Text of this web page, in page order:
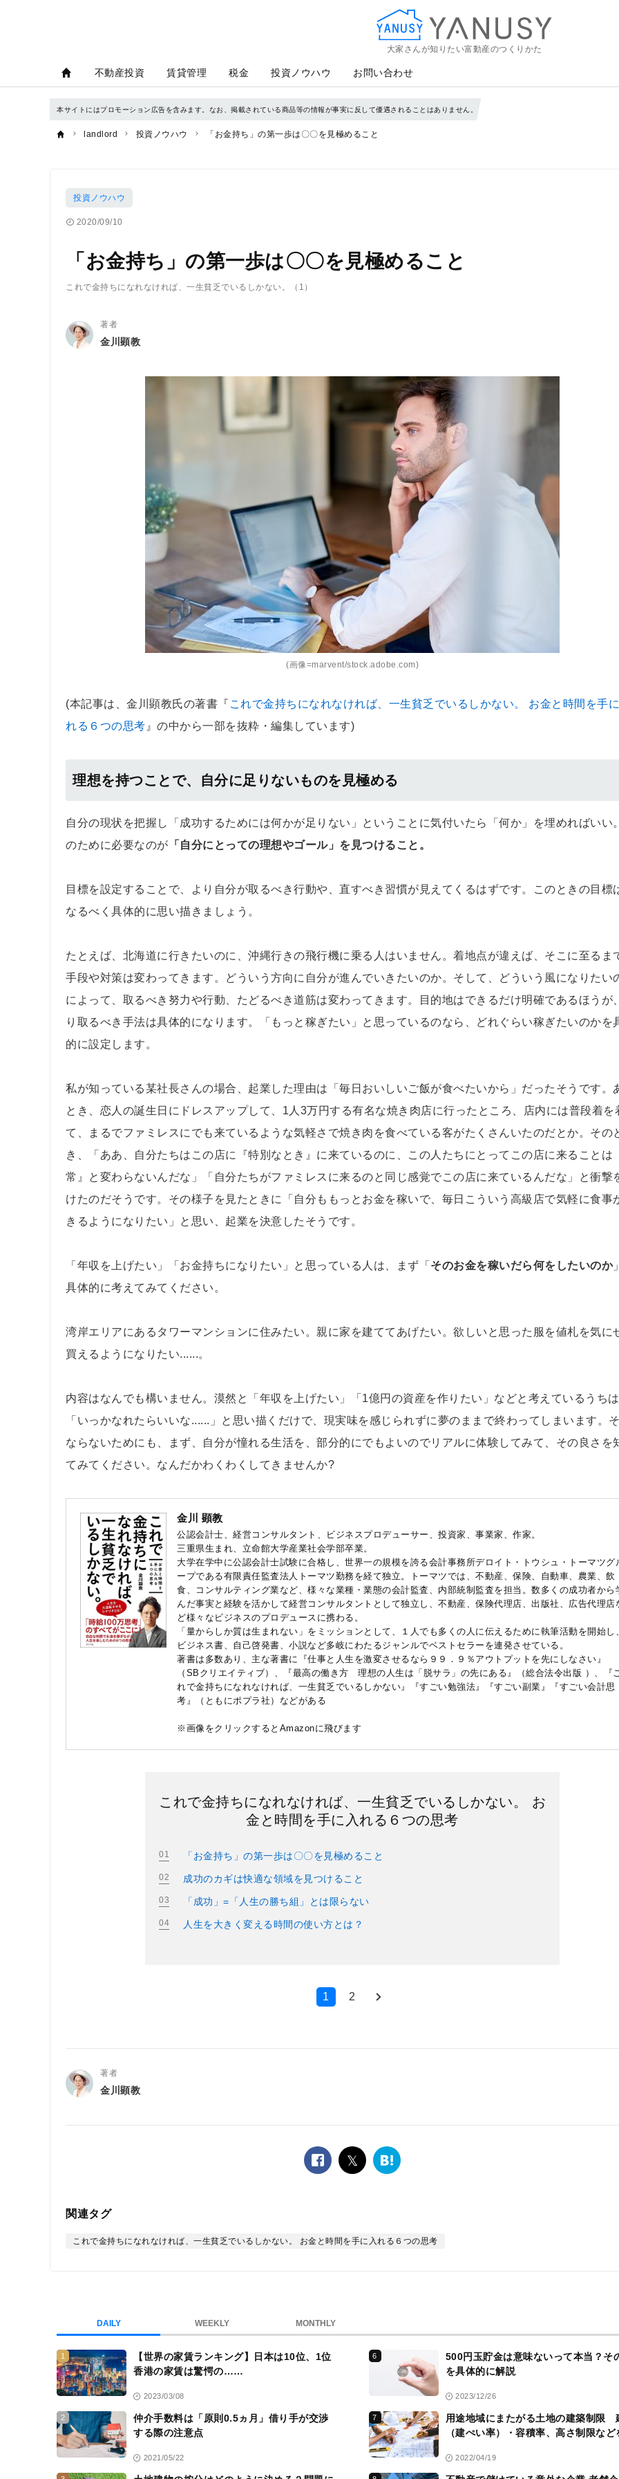
大家さんが知りたい富動産のつくりかた
不動産投資 賃貸管理 税金 投資ノウハウ お問い合わせ
本サイトにはプロモーション広告を含みます。なお、掲載されている商品等の情報が事実に反して優遇されることはありません。
landlord 投資ノウハウ 「お金持ち」の第一歩は〇〇を見極めること
投資ノウハウ
2020/09/10
「お金持ち」の第一歩は〇〇を見極めること
これで金持ちになれなければ、一生貧乏でいるしかない。（1）
著者
金川顕教
(画像=marvent/stock.adobe.com)
(本記事は、金川顕教氏の著書『 これで金持ちになれなければ、一生貧乏でいるしかない。 お金と時間を手
れる６つの思考 』の中から一部を抜粋・編集しています)
理想を持つことで、自分に足りないものを見極める
自分の現状を把握し「成功するためには何かが足りない」ということに気付いたら「何か」を埋めればいい
のために必要なのが 「自分にとっての理想やゴール」を見つけること。
目標を設定することで、より自分が取るべき行動や、直すべき習慣が見えてくるはずです。このときの目標
なるべく具体的に思い描きましょう。
たとえば、北海道に行きたいのに、沖縄行きの飛行機に乗る人はいません。着地点が違えば、そこに至るま
手段や対策は変わってきます。どういう方向に自分が進んでいきたいのか。そして、どういう風になりたい
によって、取るべき努力や行動、たどるべき道筋は変わってきます。目的地はできるだけ明確であるほうが
り取るべき手法は具体的になります。「もっと稼ぎたい」と思っているのなら、どれぐらい稼ぎたいのかを
的に設定します。
私が知っている某社長さんの場合、起業した理由は「毎日おいしいご飯が食べたいから」だったそうです。
とき、恋人の誕生日にドレスアップして、1人3万円する有名な焼き肉店に行ったところ、店内には普段着を
て、まるでファミレスにでも来ているような気軽さで焼き肉を食べている客がたくさんいたのだとか。その
き、「ああ、自分たちはこの店に『特別なとき』に来ているのに、この人たちにとってこの店に来ることは
常』と変わらないんだな」「自分たちがファミレスに来るのと同じ感覚でこの店に来ているんだな」と衝撃
けたのだそうです。その様子を見たときに「自分ももっとお金を稼いで、毎日こういう高級店で気軽に食事
きるようになりたい」と思い、起業を決意したそうです。
「年収を上げたい」「お金持ちになりたい」と思っている人は、まず「 そのお金を稼いだら何をしたいのか
具体的に考えてみてください。
湾岸エリアにあるタワーマンションに住みたい。親に家を建ててあげたい。欲しいと思った服を値札を気に
買えるようになりたい......。
内容はなんでも構いません。漠然と「年収を上げたい」「1億円の資産を作りたい」などと考えているうちは
「いっかなれたらいいな......」と思い描くだけで、現実味を感じられずに夢のままで終わってしまいます。
ならないためにも、まず、自分が憧れる生活を、部分的にでもよいのでリアルに体験してみて、その良さを
てみてください。なんだかわくわくしてきませんか?
金川 顕教
公認会計士、経営コンサルタント、ビジネスプロデューサー、投資家、事業家、作家。
三重県生まれ、立命館大学産業社会学部卒業。
大学在学中に公認会計士試験に合格し、世界一の規模を誇る会計事務所デロイト・トウシュ・トーマツグ
ープである有限責任監査法人トーマツ勤務を経て独立。トーマツでは、不動産、保険、自動車、農業、飲
食、コンサルティング業など、様々な業種・業態の会計監査、内部統制監査を担当。数多くの成功者から
んだ事実と経験を活かして経営コンサルタントとして独立し、不動産、保険代理店、出版社、広告代理店
ど様々なビジネスのプロデュースに携わる。
「量からしか質は生まれない」をミッションとして、１人でも多くの人に伝えるために執筆活動を開始し、
ビジネス書、自己啓発書、小説など多岐にわたるジャンルでベストセラーを連発させている。
著書は多数あり、主な著書に『仕事と人生を激変させるなら９９．９％アウトプットを先にしなさい』
（SBクリエイティブ）、『最高の働き方 理想の人生は「脱サラ」の先にある』（総合法令出版 ）、『
れで金持ちになれなければ、一生貧乏でいるしかない』『すごい勉強法』『すごい副業』『すごい会計思
考』（ともにポプラ社）などがある
※画像をクリックするとAmazonに飛びます
これで金持ちになれなければ、一生貧乏でいるしかない。 お
金と時間を手に入れる６つの思考
「お金持ち」の第一歩は〇〇を見極めること
成功のカギは快適な領域を見つけること
「成功」=「人生の勝ち組」とは限らない
人生を大きく変える時間の使い方とは？
1 2
著者
金川顕教
facebook
twitterは
ク
マ
関連タグ
これで金持ちになれなければ、一生貧乏でいるしかない。 お金と時間を手に入れる６つの思考
DAILY WEEKLY MONTHLY
1
【世界の家賃ランキング】日本は10位、1位
香港の家賃は驚愕の……
2023/03/08
2
仲介手数料は「原則0.5ヵ月」借り手が交渉
する際の注意点
2021/05/22
6
500円玉貯金は意味ないって本当？そ
を具体的に解説
2023/12/26
7
用途地域にまたがる土地の建築制限
（建ぺい率）・容積率、高さ制限など
2022/04/19